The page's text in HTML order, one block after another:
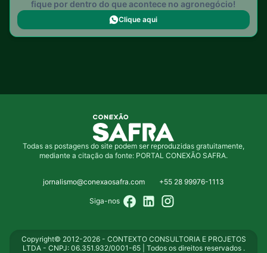
fique por dentro do que acontece no agronegócio!
Clique aqui
Todas as postagens do site podem ser reproduzidas gratuitamente,
mediante a citação da fonte: PORTAL CONEXÃO SAFRA.
jornalismo@conexaosafra.com +55 28 99976-1113
Siga-nos
Copyright© 2012-2026 - CONTEXTO CONSULTORIA E PROJETOS
LTDA - CNPJ: 06.351.932/0001-65 | Todos os direitos reservados .